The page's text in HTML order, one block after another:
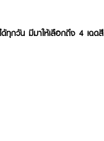
ทุกวัน มีมาให้เลือกถึง 4 เฉดสี